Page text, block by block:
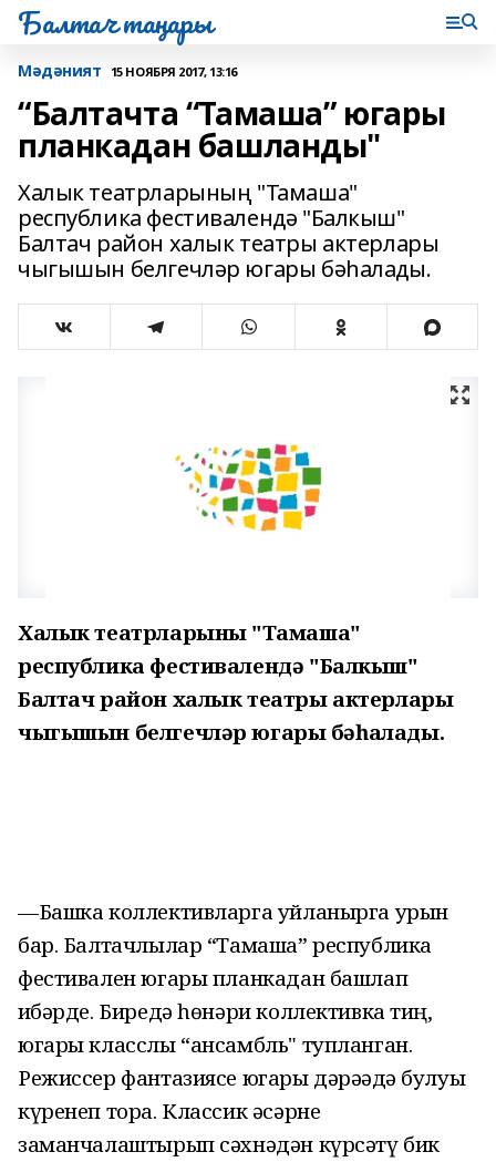
Балтач таңнары
Мәдәният 15 НОЯБРЯ 2017, 13:16
“Балтачта “Тамаша” югары
планкадан башланды"
Халык театрларының "Тамаша"
республика фестивалендә "Балкыш"
Балтач район халык театры актерлары
чыгышын белгечләр югары бәһалады.
Халык театрларының "Тамаша"
республика фестивалендә "Балкыш"
Балтач район халык театры актерлары
чыгышын белгечләр югары бәһалады.
—Башка коллективларга уйланырга урын
бар. Балтачлылар “Тамаша” республика
фестивален югары планкадан башлап
җибәрде. Биредә һөнәри коллективка тиң,
югары класслы “ансамбль" тупланган.
Режиссер фантазиясе югары дәрәҗәдә булуы
күренеп тора. Классик әсәрне
заманчалаштырып сәхнәдән күрсәтү бик